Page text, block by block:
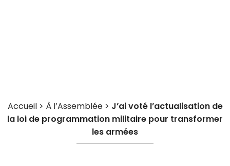
Accueil> À l’Assemblée> J’ai voté l’actualisation de
la loi de programmation militaire pour transformer
les armées